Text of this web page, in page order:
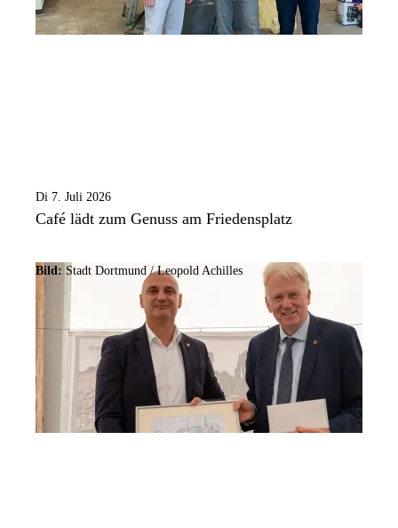
Di 7. Juli 2026
Café lädt zum Genuss am Friedensplatz
Bild: Stadt Dortmund /Leopold Achilles